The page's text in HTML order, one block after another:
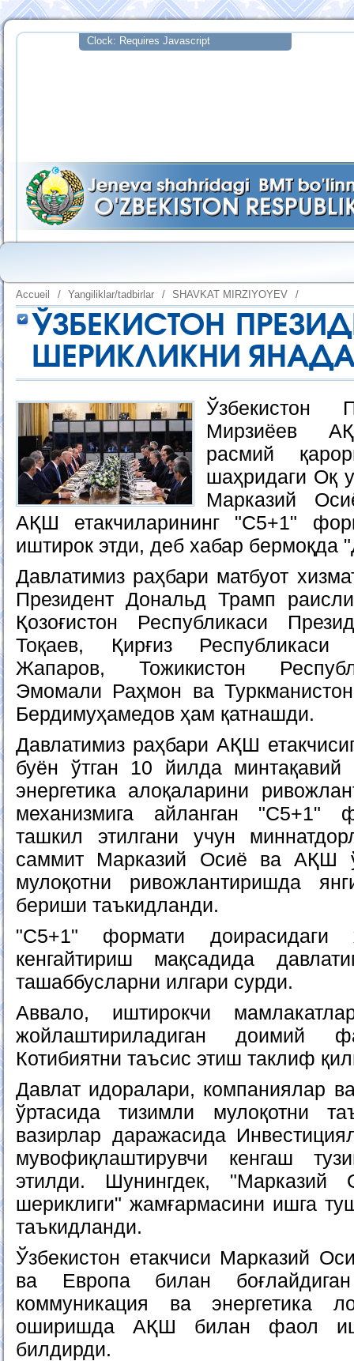
Accueil / Yangiliklar/tadbirlar / SHAVKAT MIRZIYOYEV /
ЎЗБЕКИСТОН
ШЕРИКЛИКНИ
Ўзбекистон
Мирзиёев
расмий
шаҳридаги Оқ
Марказий
АҚШ етакчиларининг "С5+1"
иштирок этди, деб хабар бермоқда
Давлатимиз раҳбари матбуот
Президент Дональд Трамп
Қозоғистон Республикаси
Тоқаев, Қирғиз
Жапаров, Тожикистон
Эмомали Раҳмон ва
Бердимуҳамедов ҳам қатнашди.
Давлатимиз раҳбари АҚШ
буён ўтган 10 йилда минтақавий
энергетика алоқаларини
механизмига айланган "С5+1"
ташкил этилгани учун
саммит Марказий Осиё ва АҚШ
мулоқотни ривожлантиришда
бериши таъкидланди.
"С5+1" формати доирасидаги
кенгайтириш мақсадида
ташаббусларни илгари сурди.
Аввало, иштирокчи
жойлаштириладиган доимий
Котибиятни таъсис этиш таклиф
Давлат идоралари, компаниялар
ўртасида тизимли мулоқотни
вазирлар даражасида
мувофиқлаштирувчи кенгаш
этилди. Шунингдек, "Марказий
шериклиги" жамғармасини ишга
таъкидланди.
Ўзбекистон етакчиси Марказий
ва Европа билан
коммуникация ва энергетика
оширишда АҚШ билан фаол
билдирди.